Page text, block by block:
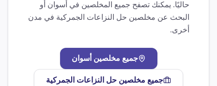
حاليًا. يمكنك تصفح جميع المخلصين في أسوان أو
البحث عن مخلصين حل النزاعات الجمركية في مدن
أخرى.
جميع مخلصين أسوان
جميع مخلصين حل النزاعات الجمركية